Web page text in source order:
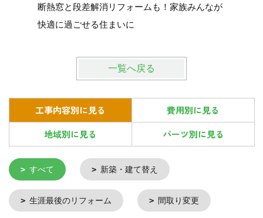
断熱窓と段差解消リフォームも！家族みんなが
快適に過ごせる住まいに
一覧へ戻る
工事内容別に見る
費用別に見る
地域別に見る
パーツ別に見る
すべて 新築・建て替え
生涯最後のリフォーム 間取り変更